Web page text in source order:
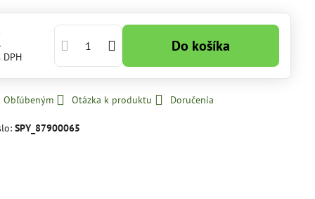
DPH
Do košíka
Obľúbeným Otázka k produktu Doručenia
SPY_87900065